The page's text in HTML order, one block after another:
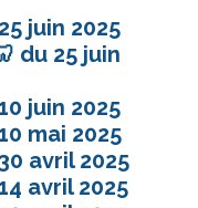
juin 2025
du 25 juin
juin 2025
mai 2025
avril 2025
avril 2025